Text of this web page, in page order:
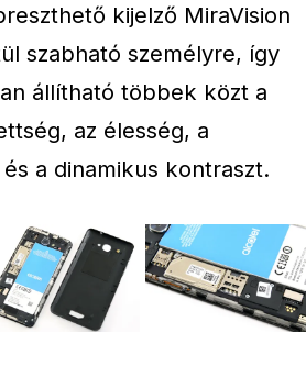
kijelző MiraVision
szabható személyre, így
állítható többek közt a
az élesség, a
a dinamikus kontraszt.